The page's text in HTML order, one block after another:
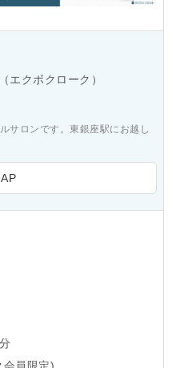
エクボクローク）
サロンです。東銀座駅にお越し